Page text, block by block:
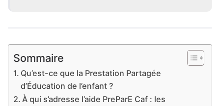
Sommaire
Qu’est-ce que la Prestation Partagée
d’Éducation de l’enfant ?
À qui s’adresse l’aide PreParE Caf : les